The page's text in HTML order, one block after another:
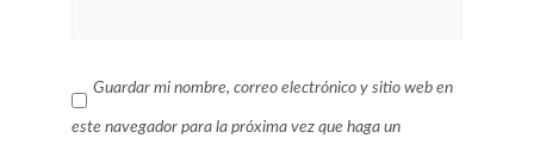
Guardar mi nombre, correo electrónico y sitio web en
este navegador para la próxima vez que haga un